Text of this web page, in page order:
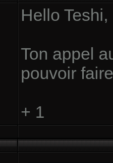
Hello Teshi,
Ton appel
pouvoir
+ 1